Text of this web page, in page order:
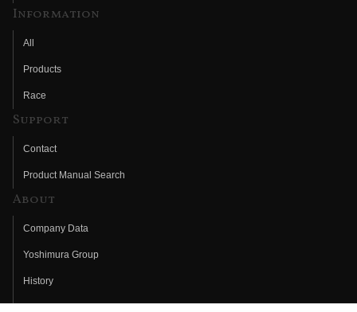
Information
All
Products
Race
Support
Contact
Product Manual Search
About
Company Data
Yoshimura Group
History
Fujio Yoshimura